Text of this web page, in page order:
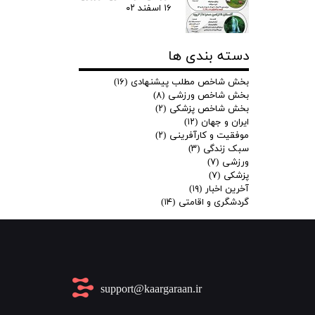
۱۶ اسفند ۰۲
دسته بندی ها
بخش شاخص مطلب پیشنهادی (۱۶)
بخش شاخص ورزشی (۸)
بخش شاخص پزشکی (۲)
ایران و جهان (۱۲)
موفقیت و کارآفرینی (۲)
سبک زندگی (۳)
ورزشی (۷)
پزشکی (۷)
آخرین اخبار (۱۹)
گردشگری و اقامتی (۱۴)
​support@kaargaraan.ir